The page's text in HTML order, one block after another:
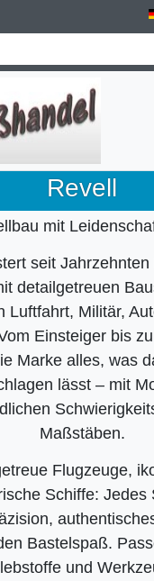
Revell
mit
seit
detailgetreuen
Luftfahrt, Militär,
Einsteiger bis
Marke alles, was
lässt – mit
Maßstäben.
Flugzeuge,
Schiffe: Jedes
Bastelspaß.
und